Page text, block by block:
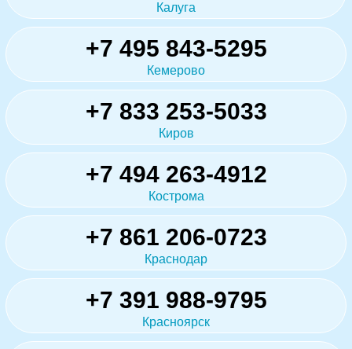
Калуга
+7 495 843-5295
Кемерово
+7 833 253-5033
Киров
+7 494 263-4912
Кострома
+7 861 206-0723
Краснодар
+7 391 988-9795
Красноярск